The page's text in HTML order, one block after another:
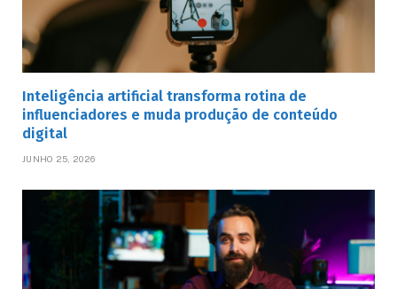
Inteligência artificial transforma rotina de
influenciadores e muda produção de conteúdo
digital
JUNHO 25, 2026